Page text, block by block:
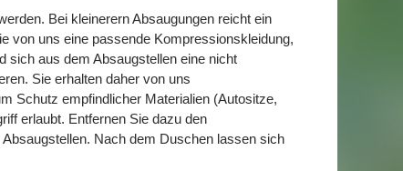
Bei kleinerern Absaugungen reicht ein
von uns eine passende Kompressionskleidung,
sich aus dem Absaugstellen eine nicht
Sie erhalten daher von uns
Schutz empfindlicher Materialien (Autositze,
erlaubt. Entfernen Sie dazu den
Nach dem Duschen lassen sich